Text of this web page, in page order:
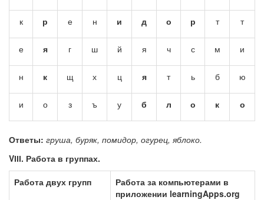
к р е н и д о р т т
е я г ш й я ч с м и
н к щ х ц я т ь б ю
и о з ъ у б л о к о
Ответы: груша, буряк, помидор, огурец, яблоко.
VІІІ. Работа в группах.
Работа двух групп
Работа за компьютерами в
приложении learningApps.org